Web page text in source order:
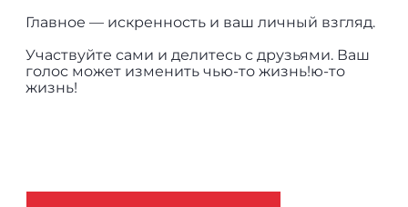
Главное — искренность и ваш личный взгляд.
Участвуйте сами и делитесь с друзьями. Ваш
голос может изменить чью-то жизнь!ю-то
жизнь!